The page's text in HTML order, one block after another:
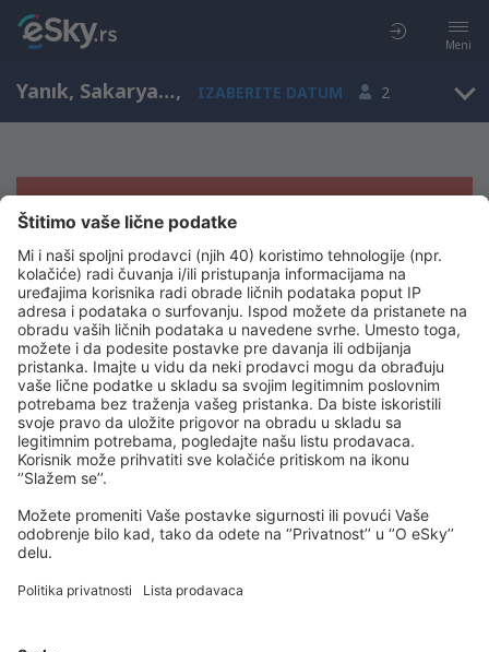
Meni
Yanık, Sakarya, Turska, IZABERITE DATUM 2
Žao nam je, ne možemo da prikažemo
rezultate
Pokušajte još jednom kad izaberete druge kriterijume
Copyright © eSky.rs. Sva prava zadržana.